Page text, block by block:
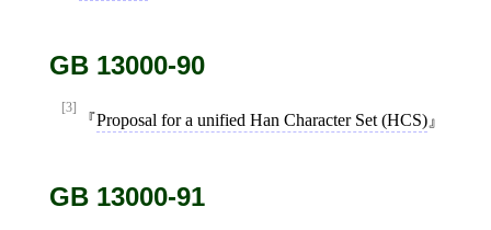
GB 13000-90
[3]
Proposal for a unified Han Character Set (HCS)
GB 13000-91